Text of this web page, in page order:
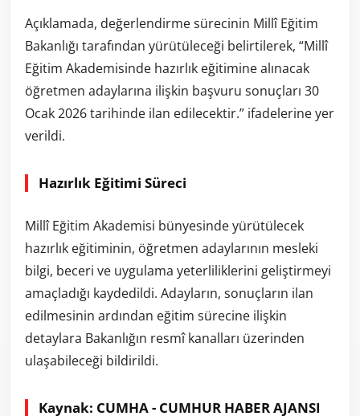
Açıklamada, değerlendirme sürecinin Millî Eğitim
Bakanlığı tarafından yürütüleceği belirtilerek, “Millî
Eğitim Akademisinde hazırlık eğitimine alınacak
öğretmen adaylarına ilişkin başvuru sonuçları 30
Ocak 2026 tarihinde ilan edilecektir.” ifadelerine yer
verildi.
Hazırlık Eğitimi Süreci
Millî Eğitim Akademisi bünyesinde yürütülecek
hazırlık eğitiminin, öğretmen adaylarının mesleki
bilgi, beceri ve uygulama yeterliliklerini geliştirmeyi
amaçladığı kaydedildi. Adayların, sonuçların ilan
edilmesinin ardından eğitim sürecine ilişkin
detaylara Bakanlığın resmî kanalları üzerinden
ulaşabileceği bildirildi.
Kaynak: CUMHA - CUMHUR HABER AJANSI